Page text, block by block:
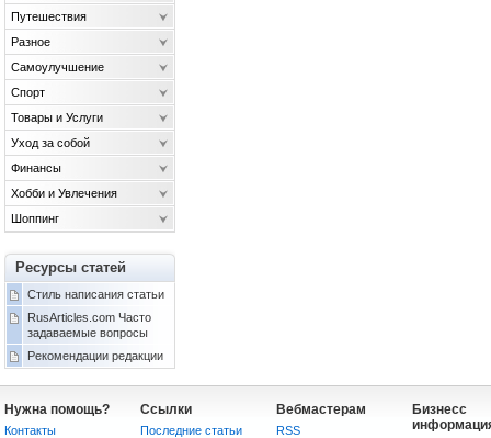
Путешествия
Разное
Самоулучшение
Спорт
Товары и Услуги
Уход за собой
Финансы
Хобби и Увлечения
Шоппинг
Ресурсы статей
Стиль написания статьи
RusArticles.com Часто
задаваемые вопросы
Рекомендации редакции
Нужна помощь?
Контакты
Ссылки
Последние статьи
Вебмастерам
RSS
Бизнесс